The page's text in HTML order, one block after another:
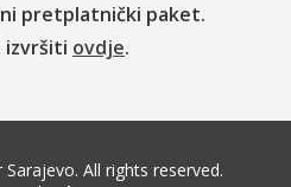
pretplatnički paket.
izvršiti ovdje.
All rights reserved.